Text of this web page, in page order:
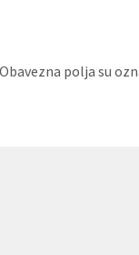
Obavezna polja su